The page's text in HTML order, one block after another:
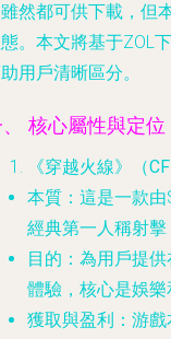
然都可供下載，但
。本文將基于ZOL
用戶清晰區分。
核心屬性與定位
《穿越火線》（
本質 ：這是一款
經典第一人稱射
目的 ：為用戶提
體驗，核心是娛樂
獲取與盈利 ：游